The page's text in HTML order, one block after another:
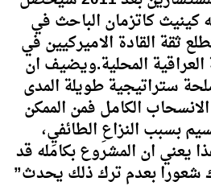
كينيث كاتزمان الباحث في
ثقة القادة الاميركيين في
العراقية المحلية.ويضيف ان
ستراتيجية طويلة المدى
الكامل فمن الممكن
بسبب النزاعِ الطائفيِ،
يعني ان المشروع بكامله قد
شعورا بعدم ترك ذلك يحدث”